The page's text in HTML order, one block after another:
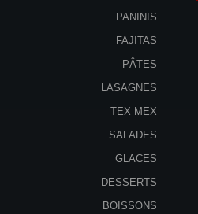
PANINIS
FAJITAS
PÂTES
LASAGNES
TEX MEX
SALADES
GLACES
DESSERTS
BOISSONS